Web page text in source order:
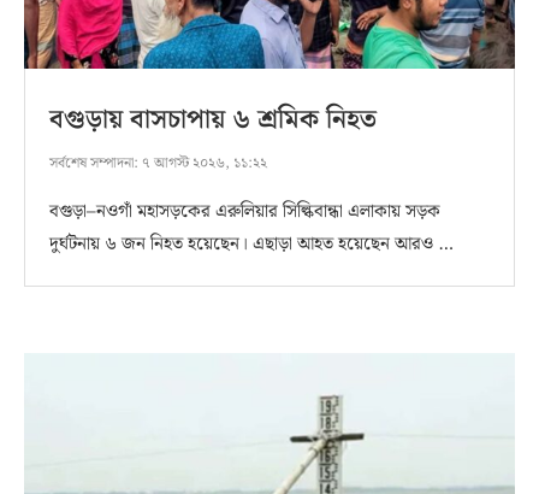
বগুড়ায় বাসচাপায় ৬ শ্রমিক নিহত
সর্বশেষ সম্পাদনা: ৭ আগস্ট ২০২৬, ১১:২২
বগুড়া–নওগাঁ মহাসড়কের এরুলিয়ার সিল্কিবান্ধা এলাকায় সড়ক
দুর্ঘটনায় ৬ জন নিহত হয়েছেন। এছাড়া আহত হয়েছেন আরও …